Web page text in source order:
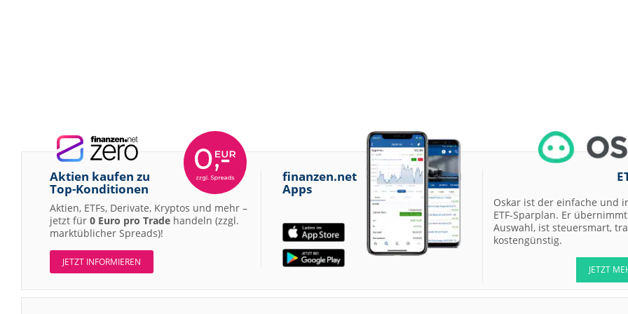
07.08.26
Kontron Kaufen
07.08.26
Daimler Truck
Airbus Hold
Aktien kaufen zu
Top-Konditionen
Aktien, ETFs, Derivate, Kryptos und mehr –
jetzt für 0 Euro pro Trade handeln (zzgl.
marktüblicher Spreads)!
JETZT INFORMIEREN
finanzen.net
Apps
Oskar ist der einfache und
ETF-Sparplan. Er übernimmt
Auswahl, ist steuersmart,
kostengünstig.
JETZT